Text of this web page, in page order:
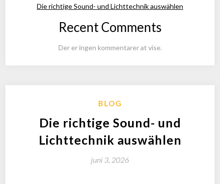
Die richtige Sound- und Lichttechnik auswählen
Recent Comments
Der er ingen kommentarer at vise.
BLOG
Die richtige Sound- und
Lichttechnik auswählen
juni 3, 2026